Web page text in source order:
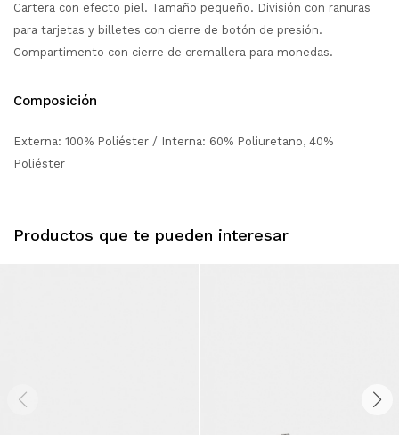
Cartera con efecto piel. Tamaño pequeño. División con ranuras
para tarjetas y billetes con cierre de botón de presión.
Compartimento con cierre de cremallera para monedas.
Composición
Externa: 100% Poliéster / Interna: 60% Poliuretano, 40%
Poliéster
Productos que te pueden interesar